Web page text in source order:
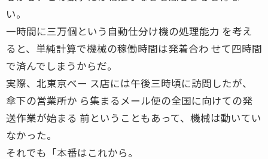
い。
一時間に三万個という自動仕分け機の処理能力 を考え
ると、単純計算で機械の稼働時間は発着合わ せて四時間
で済んでしまうからだ。
実際、北東京ベー ス店には午後三時頃に訪問したが、
傘下の営業所か ら集まるメール便の全国に向けての発
送作業が始まる 前ということもあって、機械は動いてい
なかった。
それでも「本番はこれから。